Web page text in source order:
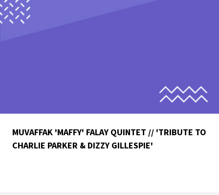
MUVAFFAK 'MAFFY' FALAY QUINTET // 'TRIBUTE TO
CHARLIE PARKER & DIZZY GILLESPIE'